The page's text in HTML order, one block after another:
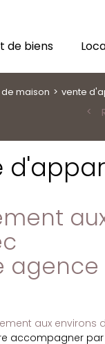
de biens
maison vente
agence
aux environs
accompagner